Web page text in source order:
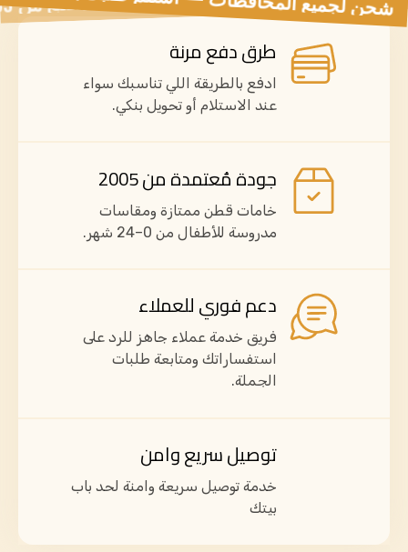
طرق دفع مرنة
ادفع بالطريقة اللي تناسبك سواء
عند الاستلام أو تحويل بنكي.
جودة مُعتمدة من 2005
خامات قطن ممتازة ومقاسات
مدروسة للأطفال من 0–24 شهر.
دعم فوري للعملاء
فريق خدمة عملاء جاهز للرد على
استفساراتك ومتابعة طلبات
الجملة.
توصيل سريع وامن
خدمة توصيل سريعة وامنة لحد باب
بيتك